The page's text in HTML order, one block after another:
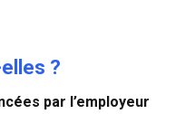
?
par l’employeur